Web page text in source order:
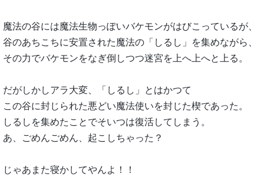
魔法の谷には魔法生物っぽいバケモンがはびこっているが、
谷のあちこちに安置された魔法の「しるし」を集めながら、
その力でバケモンをなぎ倒しつつ迷宮を上へ上へと上る。
だがしかしアラ大変、「しるし」とはかつて
この谷に封じられた悪どい魔法使いを封じた楔であった。
しるしを集めたことでそいつは復活してしまう。
あ、ごめんごめん、起こしちゃった？
じゃあまた寝かしてやんよ！！